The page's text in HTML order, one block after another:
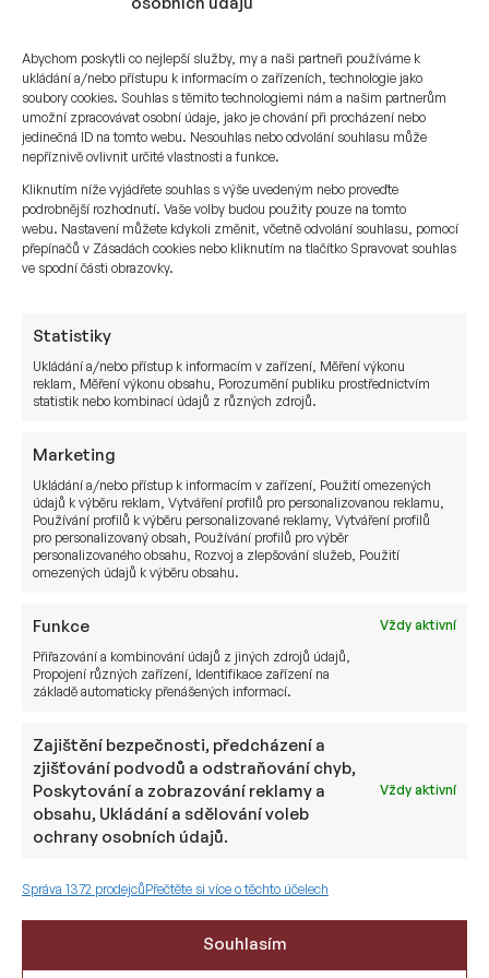
Abychom poskytli co nejlepší služby, my a naši partneři používáme k
ukládání a/nebo přístupu k informacím o zařízeních, technologie jako
soubory cookies. Souhlas s těmito technologiemi nám a našim partnerům
umožní zpracovávat osobní údaje, jako je chování při procházení nebo
jedinečná ID na tomto webu. Nesouhlas nebo odvolání souhlasu může
nepříznivě ovlivnit určité vlastnosti a funkce.
Kliknutím níže vyjádřete souhlas s výše uvedeným nebo proveďte
podrobnější rozhodnutí. Vaše volby budou použity pouze na tomto
webu. Nastavení můžete kdykoli změnit, včetně odvolání souhlasu, pomocí
přepínačů v Zásadách cookies nebo kliknutím na tlačítko Spravovat souhlas
ve spodní části obrazovky.
Statistiky
Ukládání a/nebo přístup k informacím v zařízení, Měření výkonu
reklam, Měření výkonu obsahu, Porozumění publiku prostřednictvím
statistik nebo kombinací údajů z různých zdrojů.
Marketing
Ukládání a/nebo přístup k informacím v zařízení, Použití omezených
údajů k výběru reklam, Vytváření profilů pro personalizovanou reklamu,
Používání profilů k výběru personalizované reklamy, Vytváření profilů
pro personalizovaný obsah, Používání profilů pro výběr
personalizovaného obsahu, Rozvoj a zlepšování služeb, Použití
omezených údajů k výběru obsahu.
Funkce
Vždy aktivní
Přiřazování a kombinování údajů z jiných zdrojů údajů,
Propojení různých zařízení, Identifikace zařízení na
základě automaticky přenášených informací.
Zajištění bezpečnosti, předcházení a
zjišťování podvodů a odstraňování chyb,
Poskytování a zobrazování reklamy a
obsahu, Ukládání a sdělování voleb
ochrany osobních údajů.
Vždy aktivní
Správa 1372 prodejcůPřečtěte si více o těchto účelech
Souhlasím
Za prvé, REIT působí v různých třídách aktiv.
různých modelů nemovitostí – vícerodinných,
průmyslových, kancelářských, maloobchodních.
To znamená, že každá z těchto nemovitostí je
umístěna napříč různými sektory. Je tedy
nesporné, že každý z těchto typů nemovitostí
bude mít individuální, jedinečné proměnné, které
budou reagovat odlišně na růst sazeb
a ekonomiky.
ekonomický růst a inflaci. Oba tyto faktory se
promítají do zvýšené poptávky po nemovitostech.
To zase pozitivně ovlivňuje REIT.
umožňuje společnosti REIT získávat nové
nemovitosti a rozšiřovat základnu svých
nemovitostních aktiv. V důsledku toho zdravý
ekonomický růst zvyšuje dividendu a peněžní tok
REIT. Kromě toho mají majitelé komerčních
obsazenost. Mohou také zvýšit nájemné, čímž
vytvoří více peněžních toků a přispějí k růstu
dividend REIT.
schopnost zvýšit nájemné ve zlepšující se
ekonomice, aby udrželi krok s rostoucími
úrokovými sazbami. Vyšší nájemné tedy také
zvyšuje hodnotu nemovitostí a posiluje jejich
Krátkodobé změny v úrokových sazbách
Podle americké společnostiCohen & Steersmá